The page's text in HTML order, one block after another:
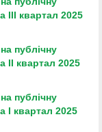
ІІІ квартал 2025
публічну
ІІ квартал 2025
публічну
І квартал 2025